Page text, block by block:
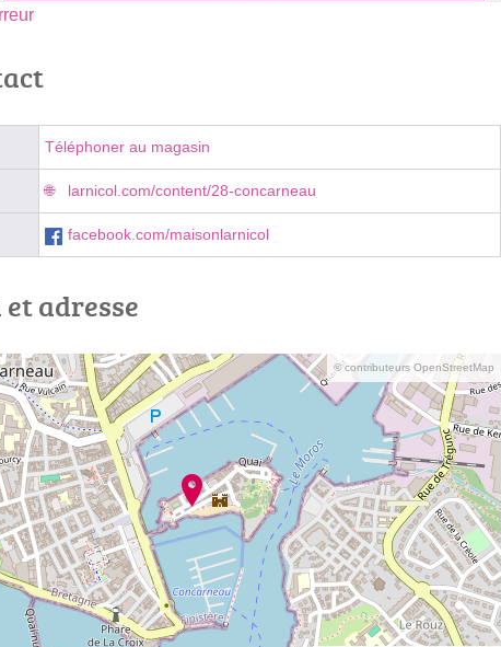
Téléphoner au magasin
larnicol.com/content/28-concarneau
facebook.com/maisonlarnicol
adresse
© contributeurs OpenStreetMap